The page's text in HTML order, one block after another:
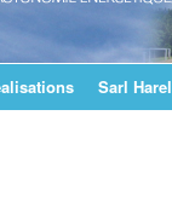
Sarl Harel